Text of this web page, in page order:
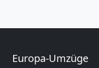
Europa-Umzüge